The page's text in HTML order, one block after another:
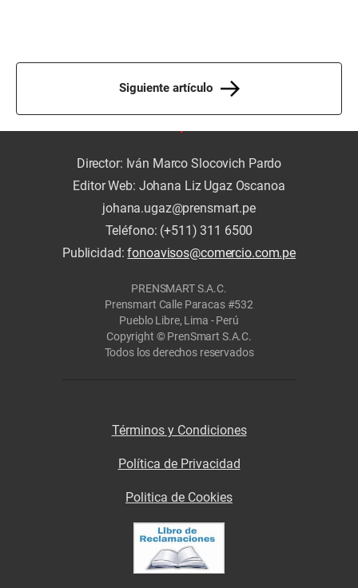
Siguiente artículo
Director: Iván Marco Slocovich Pardo
Editor Web: Johana Liz Ugaz Oscanoa
johana.ugaz@prensmart.pe
Teléfono: (+511) 311 6500
Publicidad:fonoavisos@comercio.com.pe
PRENSMART S.A.C.
Prensmart Calle Paracas #532
Pueblo Libre, Lima - Perú
Copyright © PrenSmart S.A.C.
Todos los derechos reservados
Términos y Condiciones
Política de Privacidad
Politica de Cookies